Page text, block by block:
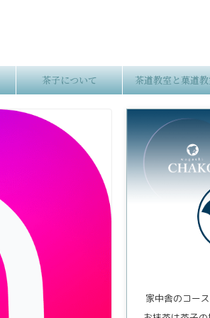
茶子について 茶道教室と菓道
家中舎のコー